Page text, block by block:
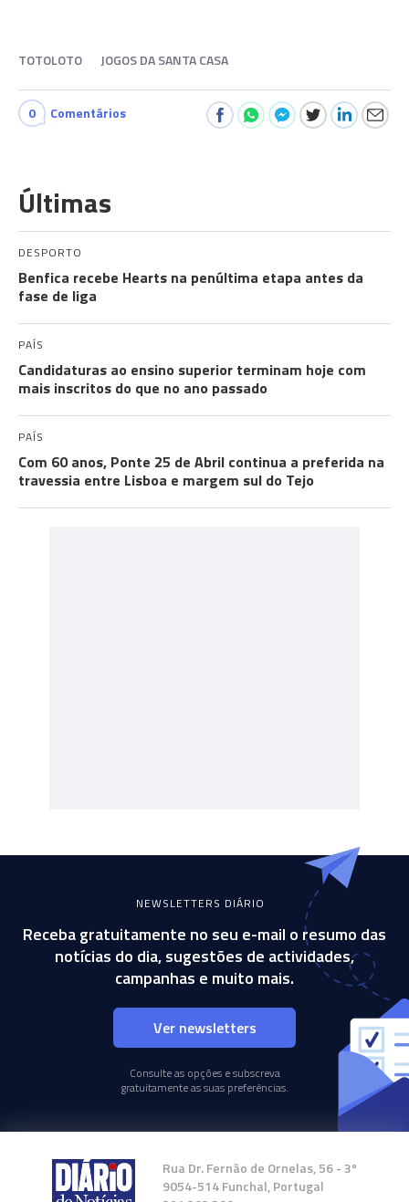
TOTOLOTO JOGOS DA SANTA CASA
0 Comentários
Últimas
DESPORTO
Benfica recebe Hearts na penúltima etapa antes da
fase de liga
PAÍS
Candidaturas ao ensino superior terminam hoje com
mais inscritos do que no ano passado
PAÍS
Com 60 anos, Ponte 25 de Abril continua a preferida na
travessia entre Lisboa e margem sul do Tejo
NEWSLETTERS DIÁRIO
Receba gratuitamente no seu e-mail o resumo das
notícias do dia, sugestões de actividades,
campanhas e muito mais.
Ver newsletters
Consulte as opções e subscreva
gratuitamente as suas preferências.
Rua Dr. Fernão de Ornelas, 56 - 3º
9054-514 Funchal, Portugal